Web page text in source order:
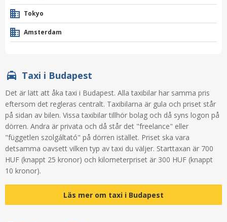
Tokyo
Amsterdam
Taxi i Budapest
Det är lätt att åka taxi i Budapest. Alla taxibilar har samma pris
eftersom det regleras centralt. Taxibilarna är gula och priset står
på sidan av bilen. Vissa taxibilar tillhör bolag och då syns logon på
dörren. Andra är privata och då står det "freelance" eller
"független szolgáltató" på dörren istället. Priset ska vara
detsamma oavsett vilken typ av taxi du väljer. Starttaxan är 700
HUF (knappt 25 kronor) och kilometerpriset är 300 HUF (knappt
10 kronor).
Läs mer om taxi i Budapest